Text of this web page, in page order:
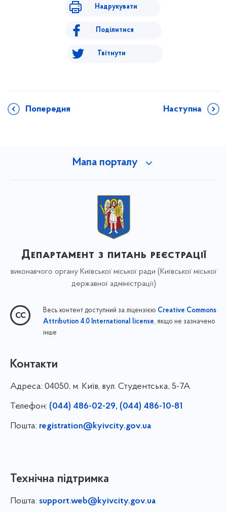
Надрукувати
Поділитися
Твітнути
Попередня Наступна
Мапа порталу
Департамент з питань реєстрації
виконавчого органу Київської міської ради (Київської міської
державної адміністрації)
Весь контент доступний за ліцензією Creative Commons
Attribution 4.0 International license, якщо не зазначено
інше
Контакти
Адреса: 04050, м. Київ, вул. Студентська, 5-7А
Телефон: (044) 486-02-29, (044) 486-10-81
Пошта: registration@kyivcity.gov.ua
Технічна підтримка
Пошта: support.web@kyivcity.gov.ua